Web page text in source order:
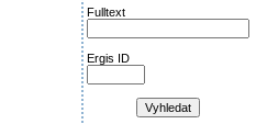
Fulltext
Ergis ID